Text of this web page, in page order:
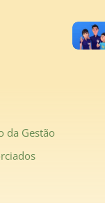
da Gestão